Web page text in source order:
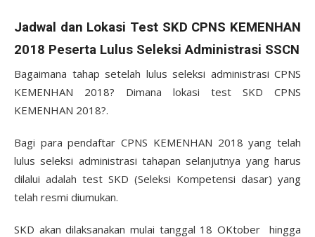
Jadwal dan Lokasi Test SKD CPNS KEMENHAN
2018 Peserta Lulus Seleksi Administrasi SSCN
Bagaimana tahap setelah lulus seleksi administrasi CPNS
KEMENHAN 2018? Dimana lokasi test SKD CPNS
KEMENHAN 2018?.
Bagi para pendaftar CPNS KEMENHAN 2018 yang telah
lulus seleksi administrasi tahapan selanjutnya yang harus
dilalui adalah test SKD (Seleksi Kompetensi dasar) yang
telah resmi diumukan.
SKD akan dilaksanakan mulai tanggal 18 OKtober hingga